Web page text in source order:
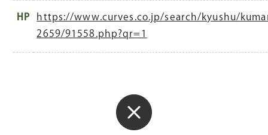
HP https://www.curves.co.jp/search/kyushu/
2659/91558.php?qr=1